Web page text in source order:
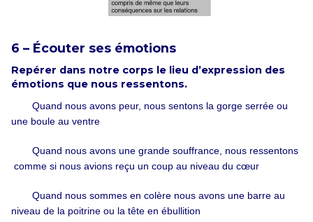
6 – Écouter ses émotions
Repérer dans notre corps le lieu d’expression des
émotions que nous res­sentons.
Quand nous avons peur, nous sentons la gorge serrée ou
une boule au ventre
Quand nous avons une grande souffrance, nous ressentons
comme si nous avions reçu un coup au niveau du cœur
Quand nous sommes en colère nous avons une barre au
niveau de la poitrine ou la tête en ébullition